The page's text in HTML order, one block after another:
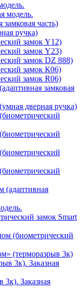
модель.
часть)
ручка)
замок Y12)
замок Y23)
замок DZ 888)
замок К06)
замок R06)
замковая
дверная ручка)
(адаптивная
замок Smart
(биометрический
(терморазрыв 3к)
3к). Заказная
3к). Заказная